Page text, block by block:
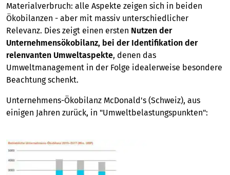
Materialverbruch: alle Aspekte zeigen sich in beiden
Ökobilanzen - aber mit massiv unterschiedlicher
Relevanz. Dies zeigt einen ersten Nutzen der
Unternehmensökobilanz, bei der Identifikation der
relenvanten Umweltaspekte, denen das
Umweltmanagement in der Folge idealerweise besondere
Beachtung schenkt.
Unternehmens-Ökobilanz McDonald's (Schweiz), aus
einigen Jahren zurück, in "Umweltbelastungspunkten":